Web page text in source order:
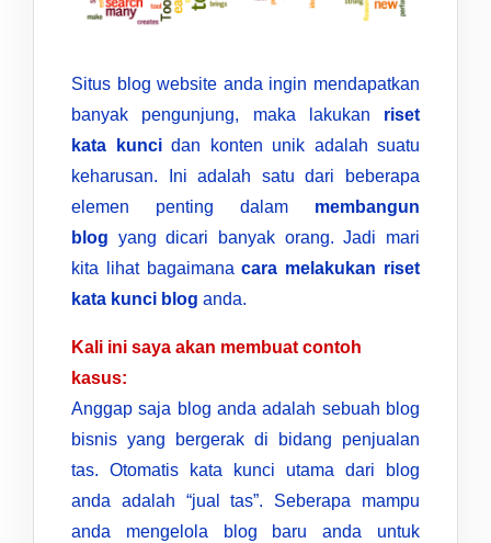
Situs blog website anda ingin mendapatkan
banyak pengunjung, maka lakukan riset
kata kuncidan konten unik adalah suatu
keharusan. Ini adalah satu dari beberapa
elemen penting dalam membangun
blog yang dicari banyak orang. Jadi mari
kita lihat bagaimanacara melakukan riset
kata kunci blog anda.
Kali ini saya akan membuat contoh
kasus:
Anggap saja blog anda adalah sebuah blog
bisnis yang bergerak di bidang penjualan
tas. Otomatis kata kunci utama dari blog
anda adalah “jual tas”. Seberapa mampu
anda mengelola blog baru anda untuk